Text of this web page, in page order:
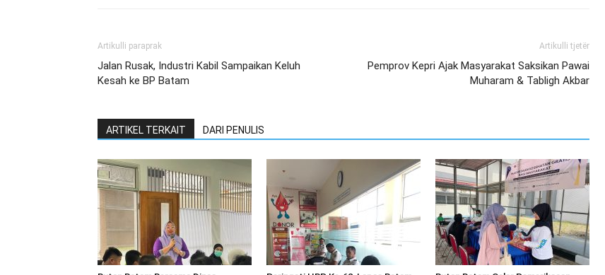
Artikulli paraprak
Jalan Rusak, Industri Kabil Sampaikan Keluh
Kesah ke BP Batam
Artikulli tjetër
Pemprov Kepri Ajak Masyarakat Saksikan Pawai
Muharam & Tabligh Akbar
ARTIKEL TERKAIT DARI PENULIS